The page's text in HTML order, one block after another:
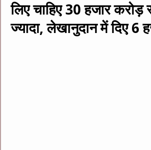
लिए चाहिए 30 हजार करोड़
ज्यादा, लेखानुदान में दिए 6